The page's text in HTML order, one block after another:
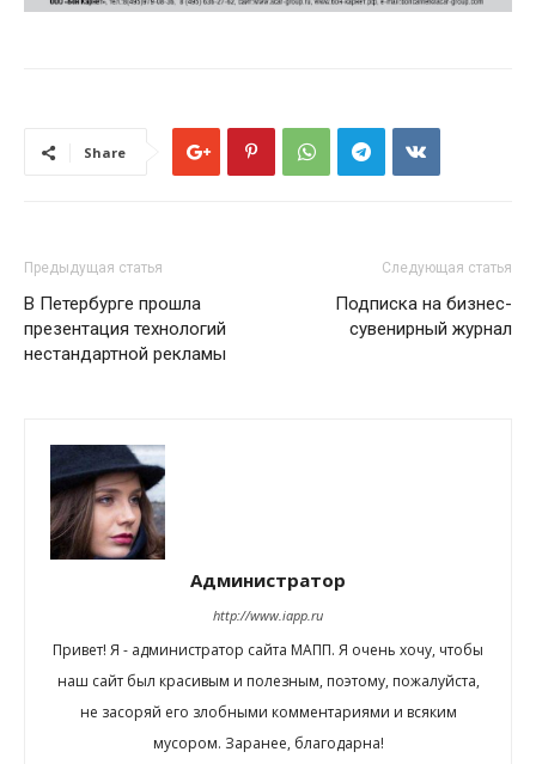
Share
Предыдущая статья
В Петербурге прошла
презентация технологий
нестандартной рекламы
Следующая статья
Подписка на бизнес-
сувенирный журнал
Администратор
http://www.iapp.ru
Привет! Я - администратор сайта МАПП. Я очень хочу, чтобы
наш сайт был красивым и полезным, поэтому, пожалуйста,
не засоряй его злобными комментариями и всяким
мусором. Заранее, благодарна!